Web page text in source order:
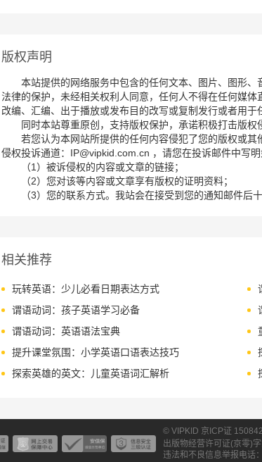
版权声明
本站提供的网络服务中包含的任何文本、图片、图形
法律的保护，未经相关权利人同意，任何人不得在任何媒体
改编、汇编、出于播放或发布目的改写或复制发行或者用于
同时本站尊重原创，支持版权保护，承诺积极打击版权
若您认为本网站所提供的任何内容侵犯了您的版权或其
侵权投诉通道：IP@vipkid.com.cn ，请您在投诉邮件中写明
（1）被诉侵权的内容或文章的链接；
（2）您对该等内容或文章享有版权的证明资料；
（3）您的联系方式。我站会在接受到您的通知邮件后
相关推荐
玩转英语：少儿必看日期表达方式
谓语动词：孩子英语学习必备
谓语动词：英语语法宝典
提升课堂氛围：小学英语口语表达技巧
探索英雄的英文：儿童英语词汇解析
© VIPKID 京ICP证
出版物经营许可证(京零)
违法和不良信息举报电话